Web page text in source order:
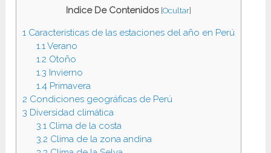
Indice De Contenidos [Ocultar]
1 Características de las estaciones del año en Perú
1.1Verano
1.2 Otoño
1.3 Invierno
1.4Primavera
2 Condiciones geográficas de Perú
3 Diversidad climática
3.1Clima de la costa
3.2 Clima de la zona andina